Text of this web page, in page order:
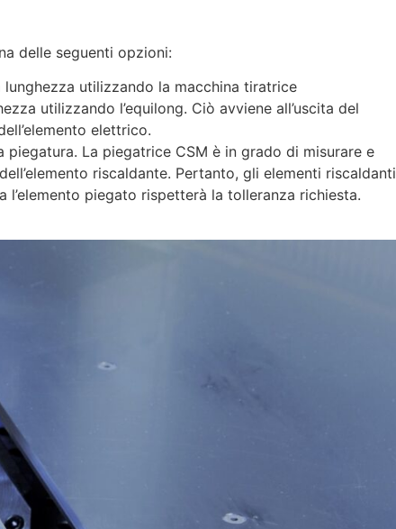
delle seguenti opzioni:
utilizzando la macchina tiratrice
utilizzando l’equilong. Ciò avviene all’uscita del
elettrico.
La piegatrice CSM è in grado di misurare e
riscaldante. Pertanto, gli elementi riscaldanti
piegato rispetterà la tolleranza richiesta.